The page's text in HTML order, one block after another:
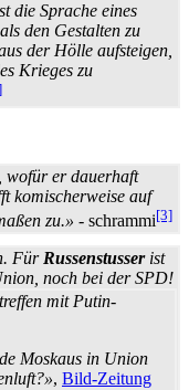
die Sprache eines
den Gestalten zu
der Hölle aufsteigen,
Krieges zu
wofür er dauerhaft
komischerweise auf
zu.» - schrammi[3]
Für Russenstusserist
noch bei der SPD!
mit Putin-
Moskaus in Union
, Bild-Zeitung